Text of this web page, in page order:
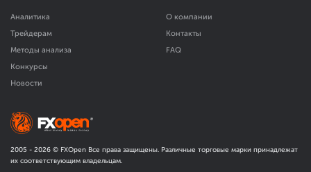
Аналитика
Трейдерам
Методы анализа
Конкурсы
Новости
О компании
Контакты
FAQ
2005 - 2026 © FXOpen Все права защищены. Различные торговые марки принадлежат
их соответствующим владельцам.